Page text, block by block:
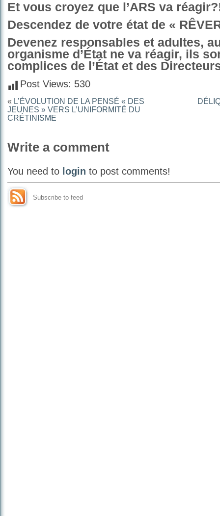
Et vous croyez que l’ARS va
Descendez de votre état de «
Devenez responsables et adultes,
organisme d’État ne va réagir, ils
complices de l’État et des
Post Views: 530
« L’ÉVOLUTION DE LA PENSÉ « DES
JEUNES » VERS L’UNIFORMITÉ DU
CRÉTINISME
Write a comment
You need to login to post comments!
Subscribe to feed